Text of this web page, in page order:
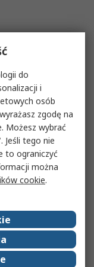
do
i
osób
zgodę na
Możesz wybrać
Jeśli tego nie
to ograniczyć
można
cookie.